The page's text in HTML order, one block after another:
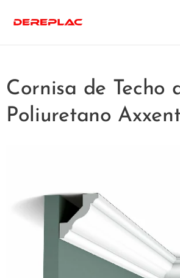
Cornisa de Techo
Poliuretano